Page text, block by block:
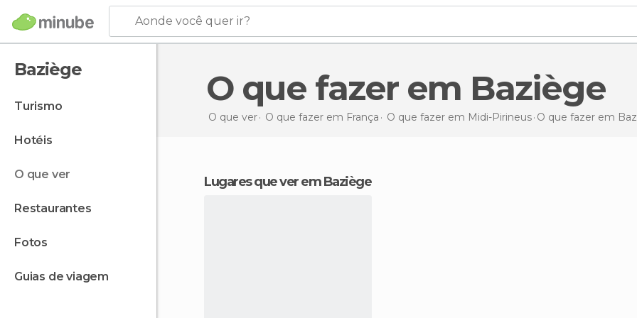
Aonde você quer ir?
Baziège
turismo
hotéis
o que ver
restaurantes
fotos
guias de viagem
O que fazer em Baziège
O que ver O que fazer em França O que fazer em Midi-Pirineus O que fazer em
Lugares que ver em Baziège